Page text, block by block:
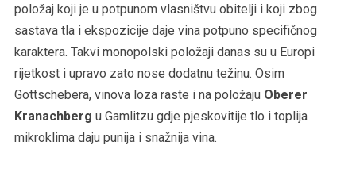
položaj koji je u potpunom vlasništvu obitelji i koji zbog
sastava tla i ekspozicije daje vina potpuno specifičnog
karaktera. Takvi monopolski položaji danas su u Europi
rijetkost i upravo zato nose dodatnu težinu. Osim
Gottschebera, vinova loza raste i na položaju Oberer
Kranachberg u Gamlitzu gdje pjeskovitije tlo i toplija
mikroklima daju punija i snažnija vina.